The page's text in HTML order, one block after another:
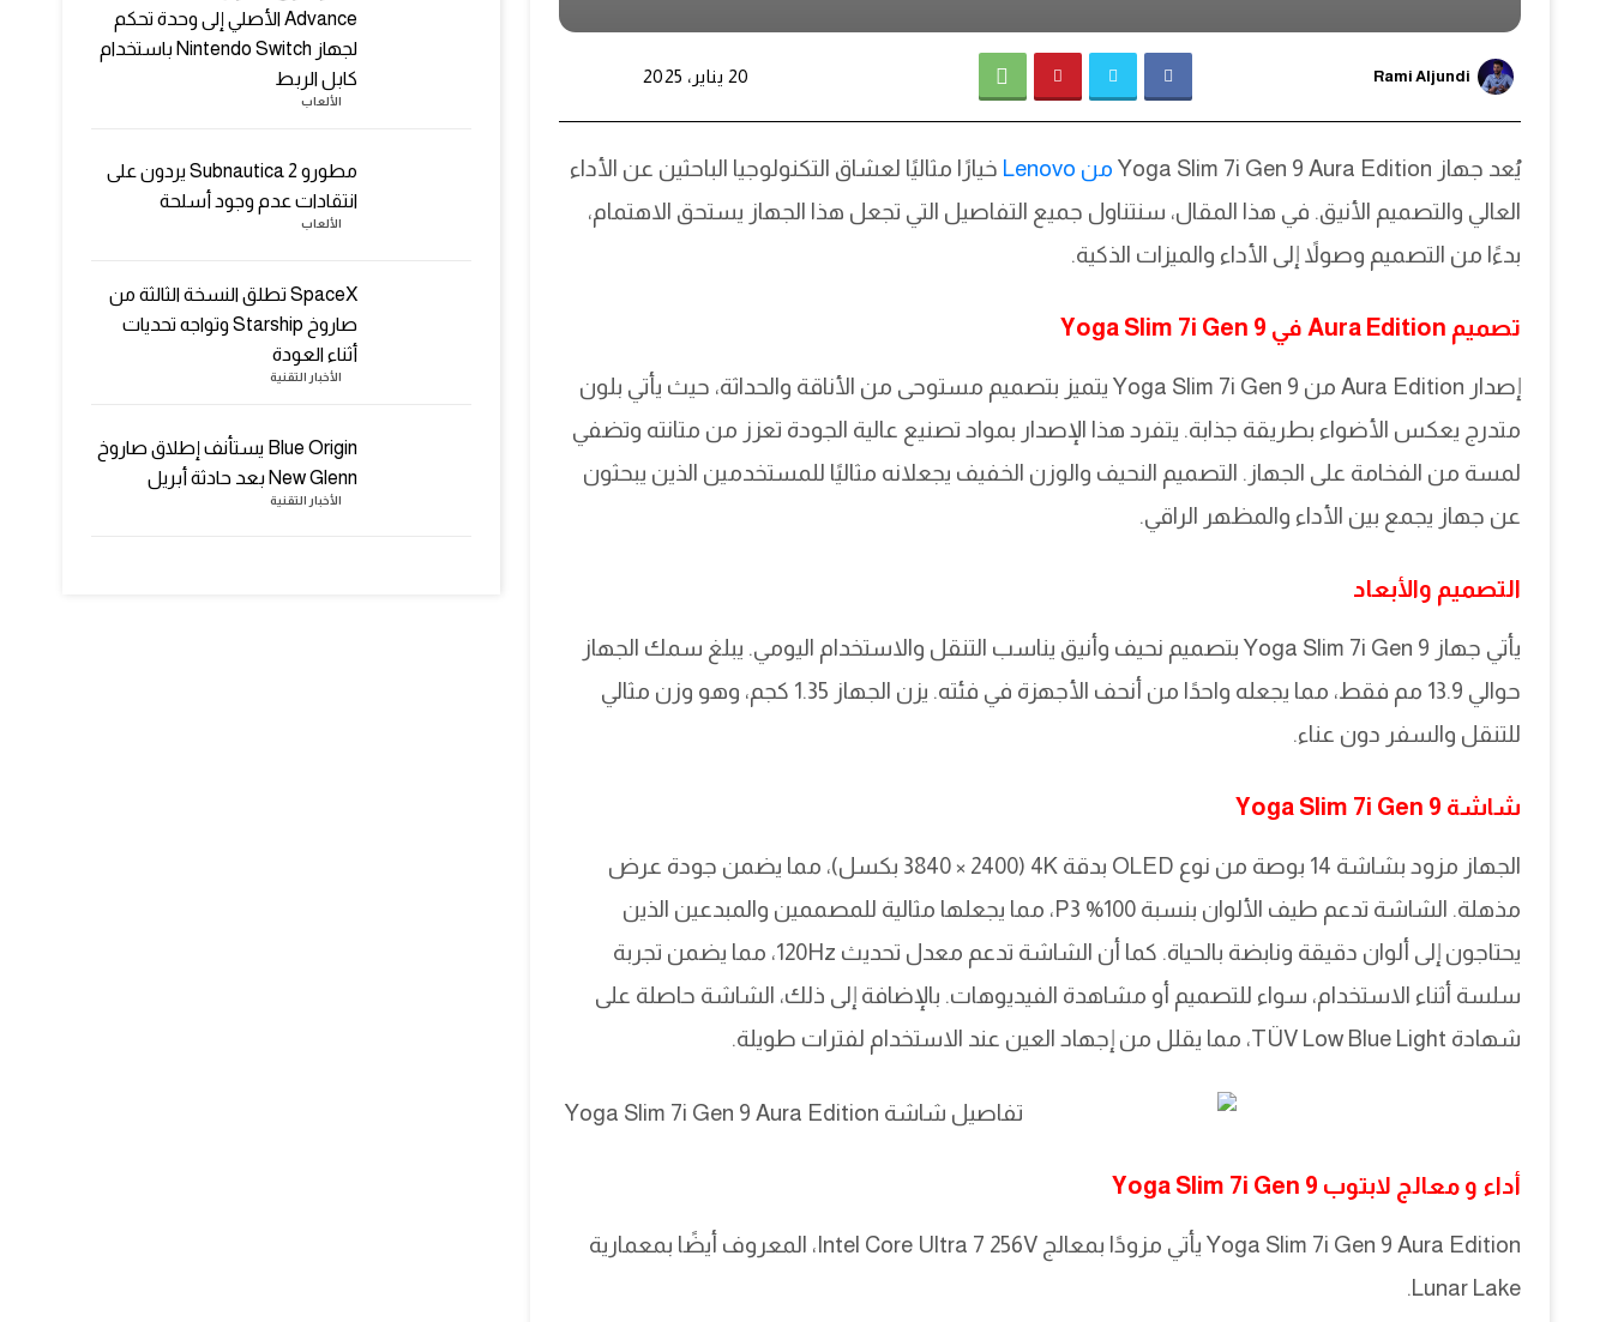
Rami Aljundi 20 يناير، 2025
يُعد جهاز Yoga Slim 7i Gen 9 Aura Edition من Lenovo
خيارًا مثاليًا لعشاق التكنولوجيا الباحثين عن الأداء
العالي والتصميم الأنيق. في هذا المقال، سنتناول جميع التفاصيل التي تجعل هذا الجهاز يستحق الاهتمام،
بدءًا من التصميم وصولاً إلى الأداء والميزات الذكية.
تصميم Aura Edition في Yoga Slim 7i Gen 9
إصدار Aura Edition من Yoga Slim 7i Gen 9 يتميز بتصميم مستوحى من الأناقة والحداثة، حيث يأتي بلون
متدرج يعكس الأضواء بطريقة جذابة. يتفرد هذا الإصدار بمواد تصنيع عالية الجودة تعزز من متانته وتضفي
لمسة من الفخامة على الجهاز. التصميم النحيف والوزن الخفيف يجعلانه مثاليًا للمستخدمين الذين يبحثون
عن جهاز يجمع بين الأداء والمظهر الراقي.
التصميم والأبعاد
يأتي جهاز Yoga Slim 7i Gen 9 بتصميم نحيف وأنيق يناسب التنقل والاستخدام اليومي. يبلغ سمك الجهاز
حوالي 13.9 مم فقط، مما يجعله واحدًا من أنحف الأجهزة في فئته. يزن الجهاز 1.35 كجم، وهو وزن مثالي
للتنقل والسفر دون عناء.
شاشة Yoga Slim 7i Gen 9
الجهاز مزود بشاشة 14 بوصة من نوع OLED بدقة 4K (3840 × 2400 بكسل)، مما يضمن جودة عرض
مذهلة. الشاشة تدعم طيف الألوان بنسبة 100% P3، مما يجعلها مثالية للمصممين والمبدعين الذين
يحتاجون إلى ألوان دقيقة ونابضة بالحياة. كما أن الشاشة تدعم معدل تحديث 120Hz، مما يضمن تجربة
سلسة أثناء الاستخدام، سواء للتصميم أو مشاهدة الفيديوهات. بالإضافة إلى ذلك، الشاشة حاصلة على
شهادة TÜV Low Blue Light، مما يقلل من إجهاد العين عند الاستخدام لفترات طويلة.
أداء و معالج لابتوب Yoga Slim 7i Gen 9
Yoga Slim 7i Gen 9 Aura Edition يأتي مزودًا بمعالج Intel Core Ultra 7 256V، المعروف أيضًا بمعمارية
Lunar Lake.
Advance الأصلي إلى وحدة تحكم
لجهاز Nintendo Switch باستخدام
كابل الربط
الألعاب
مطورو Subnautica 2 يردون على
انتقادات عدم وجود أسلحة
الألعاب
SpaceX تطلق النسخة الثالثة من
صاروخ Starship وتواجه تحديات
أثناء العودة
الأخبار التقنية
Blue Origin يستأنف إطلاق صاروخ
New Glenn بعد حادثة أبريل
الأخبار التقنية